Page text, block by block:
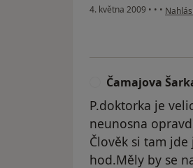
4. května 2009 • • • podle
Čamajova
P.doktorka je
neunosna
Člověk si tam
hod.Měly by se